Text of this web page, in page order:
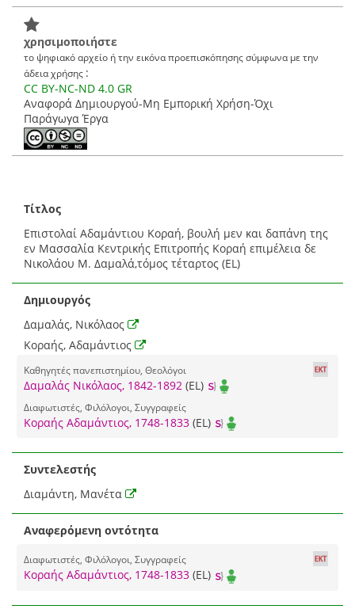
χρησιμοποιήστε
το ψηφιακό αρχείο ή την εικόνα προεπισκόπησης σύμφωνα με την
άδεια χρήσης :
CC BY-NC-ND 4.0 GR
Αναφορά Δημιουργού-Μη Εμπορική Χρήση-Όχι
Παράγωγα Έργα
Τίτλος
Επιστολαί Αδαμάντιου Κοραή, βουλή μεν και δαπάνη της
εν Μασσαλία Κεντρικής Επιτροπής Κοραή επιμέλεια δε
Νικολάου Μ. Δαμαλά,τόμος τέταρτος (EL)
Δημιουργός
Δαμαλάς, Νικόλαος
Κοραής, Αδαμάντιος
Καθηγητές πανεπιστημίου, Θεολόγοι
Δαμαλάς Νικόλαος, 1842-1892 (EL)
Διαφωτιστές, Φιλόλογοι, Συγγραφείς
Κοραής Αδαμάντιος, 1748-1833 (EL)
Συντελεστής
Διαμάντη, Μανέτα
Αναφερόμενη οντότητα
Διαφωτιστές, Φιλόλογοι, Συγγραφείς
Κοραής Αδαμάντιος, 1748-1833 (EL)